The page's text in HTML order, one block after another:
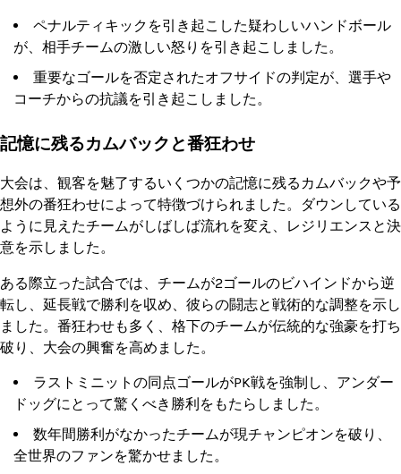
ペナルティキックを引き起こした疑わしいハンドボール
が、相手チームの激しい怒りを引き起こしました。
重要なゴールを否定されたオフサイドの判定が、選手や
コーチからの抗議を引き起こしました。
記憶に残るカムバックと番狂わせ
大会は、観客を魅了するいくつかの記憶に残るカムバックや予
想外の番狂わせによって特徴づけられました。ダウンしている
ように見えたチームがしばしば流れを変え、レジリエンスと決
意を示しました。
ある際立った試合では、チームが2ゴールのビハインドから逆
転し、延長戦で勝利を収め、彼らの闘志と戦術的な調整を示し
ました。番狂わせも多く、格下のチームが伝統的な強豪を打ち
破り、大会の興奮を高めました。
ラストミニットの同点ゴールがPK戦を強制し、アンダー
ドッグにとって驚くべき勝利をもたらしました。
数年間勝利がなかったチームが現チャンピオンを破り、
全世界のファンを驚かせました。